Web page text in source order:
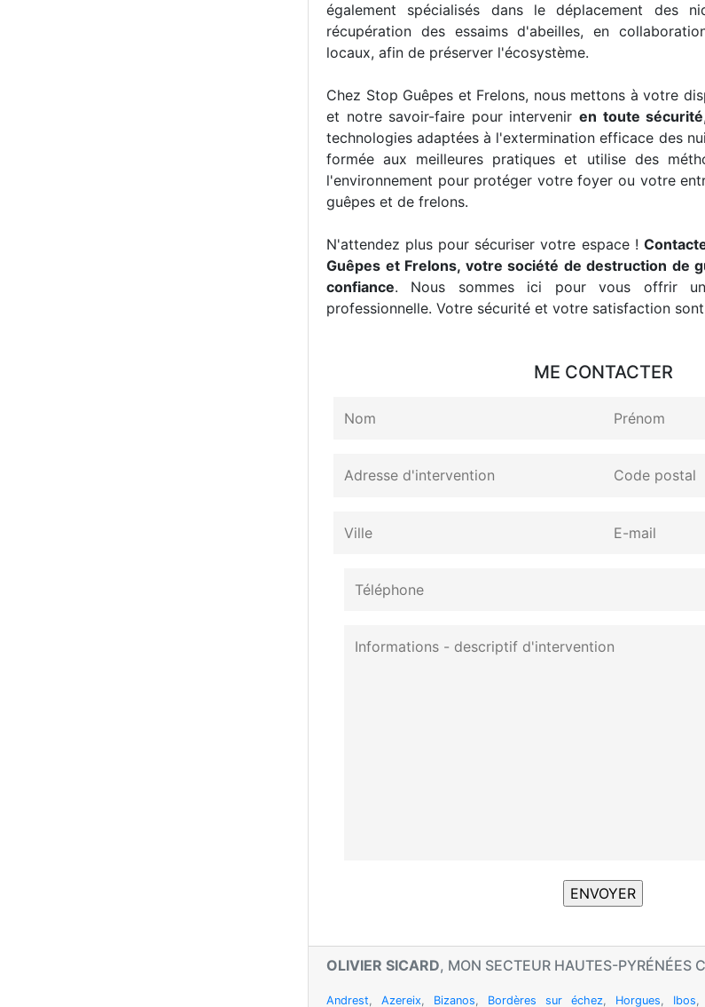
également spécialisés dans le déplacement des
récupération des essaims d'abeilles, en
locaux, afin de préserver l'écosystème.
Chez Stop Guêpes et Frelons, nous mettons à votre
et notre savoir-faire pour intervenir en toute sécurité
technologies adaptées à l'extermination efficace des
formée aux meilleures pratiques et utilise des
l'environnement pour protéger votre foyer ou votre
guêpes et de frelons.
N'attendez plus pour sécuriser votre espace !
Guêpes et Frelons, votre société de destruction de
confiance. Nous sommes ici pour vous offrir
professionnelle. Votre sécurité et votre satisfaction
ME CONTACTER
OLIVIER SICARD, MON SECTEUR HAUTES-PYRÉNÉES
Andrest Azereix Bizanos Bordères sur échez Horgues Ibos